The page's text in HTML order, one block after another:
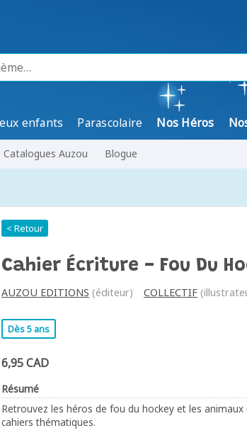
enfants Parascolaire Nos Héros
Catalogues Auzou Blogue
< Retour
Cahier Écriture - Fou Du
AUZOU EDITIONS (éditeur) COLLECTIF
Dès 5 ans
6,95 CAD
Résumé
Retrouvez les héros de fou du hockey et les animaux
cahiers thématiques.